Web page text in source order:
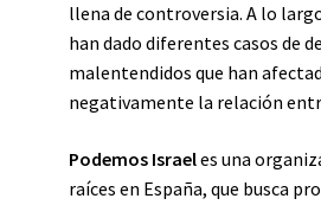
llena de controversia. A lo
han dado diferentes casos de
malentendidos que han
negativamente la relación
Podemos Israeles una
raíces en España, que busca